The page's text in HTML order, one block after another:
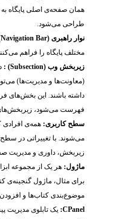
همان صفحه‌ی اصلی پایگاه
طراحی می‌شود.
نوار راهبری (Navigation Bar):
مختلف پایگاه را فراهم
زیربخش وب (Subsection) :
(معاونت‌ها و مدیریت‌ها)
فهرست می‌شود، زیربخش‌های
سطح کاربری: همه‌ی افرادی
می‌شوند. با تغییراتی در
زیربخش، داوری و مدیریت
ماژول: هر یک از مجموعه
برای مثال، ماژول گنجینه‌ی
موضوع‌بندی کتاب‌ها و
CPanel: یک تابلوی مدیریت